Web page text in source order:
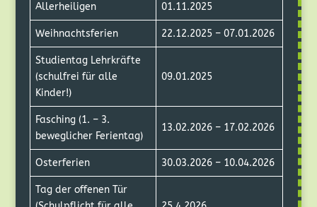
Allerheiligen 01.11.2025
Weihnachtsferien 22.12.2025 – 07.01.2026
Studientag Lehrkräfte
(schulfrei für alle
Kinder!)
09.01.2025
Fasching (1. – 3.
beweglicher Ferientag)
13.02.2026 – 17.02.2026
Osterferien 30.03.2026 – 10.04.2026
Tag der offenen Tür